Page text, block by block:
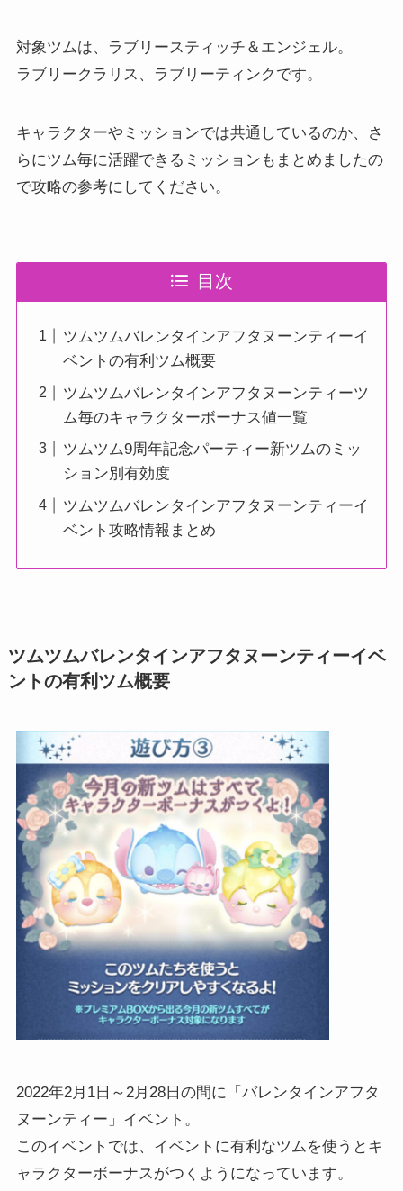
対象ツムは、ラブリースティッチ＆エンジェル。
ラブリークラリス、ラブリーティンクです。
キャラクターやミッションでは共通しているのか、さ
らにツム毎に活躍できるミッションもまとめましたの
で攻略の参考にしてください。
目次
ツムツムバレンタインアフタヌーンティーイ
ベントの有利ツム概要
ツムツムバレンタインアフタヌーンティーツ
ム毎のキャラクターボーナス値一覧
ツムツム9周年記念パーティー新ツムのミッ
ション別有効度
ツムツムバレンタインアフタヌーンティーイ
ベント攻略情報まとめ
ツムツムバレンタインアフタヌーンティーイベ
ントの有利ツム概要
2022年2月1日～2月28日の間に「バレンタインアフタ
ヌーンティー」イベント。
このイベントでは、イベントに有利なツムを使うとキ
ャラクターボーナスがつくようになっています。